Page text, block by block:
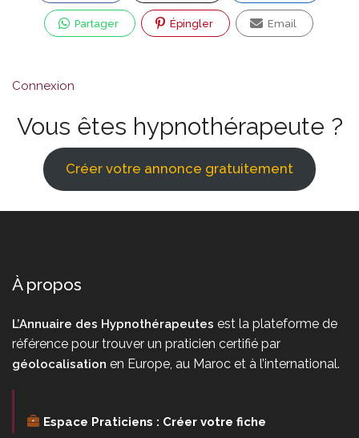
Partager Épingler Email
Connexion
Vous êtes hypnothérapeute ?
Créer votre annonce gratuitement
À propos
L’Annuaire des Hypnothérapeutes est la plateforme de
référence pour trouver un praticien certifié par
géolocalisation en Europe, au Maroc et à l’international.
Espace Praticiens : Créer votre fiche